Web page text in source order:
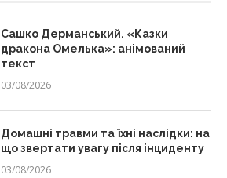
Сашко Дерманський. «Казки
дракона Омелька»: анімований
текст
03/08/2026
Домашні травми та їхні наслідки: на
що звертати увагу після інциденту
03/08/2026